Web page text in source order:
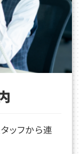
ッフから連